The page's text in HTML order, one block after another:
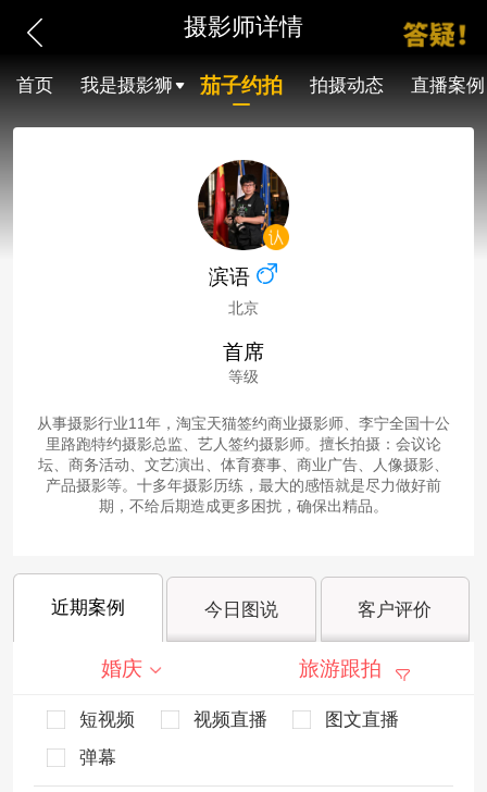
摄影师详情
首页 我是摄影狮 茄子约拍 拍摄动态 直播案例
滨语
北京
首席
等级
从事摄影行业11年，淘宝天猫签约商业摄影师、李宁全国十公
里路跑特约摄影总监、艺人签约摄影师。擅长拍摄：会议论
坛、商务活动、文艺演出、体育赛事、商业广告、人像摄影、
产品摄影等。十多年摄影历练，最大的感悟就是尽力做好前
期，不给后期造成更多困扰，确保出精品。
近期案例 今日图说 客户评价
婚庆 旅游跟拍
短视频 视频直播
图文直播
弹幕